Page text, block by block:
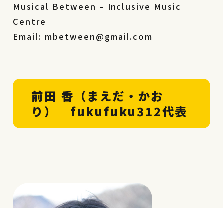
Musical Between – Inclusive Music
Centre
Email: mbetween@gmail.com
前田 香（まえだ・かお
り） fukufuku312代表